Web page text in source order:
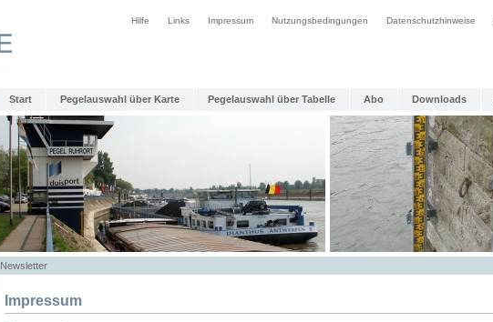
Hilfe Links Impressum Nutzungsbedingungen Datenschutzhinweise
Start Pegelauswahl über Karte Pegelauswahl über Tabelle Abo Downloads
Newsletter
Impressum